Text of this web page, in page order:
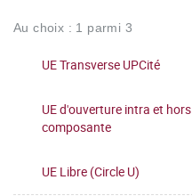
Au choix : 1 parmi 3
UE Transverse UPCité
UE d'ouverture intra et hors
composante
UE Libre (Circle U)